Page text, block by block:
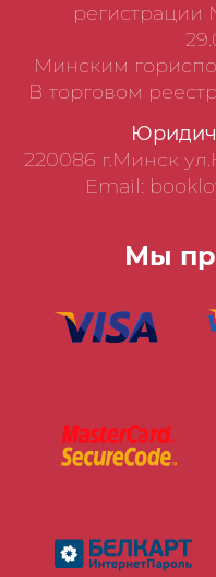
регистрации
Минским
В торговом
220086 г.Минск
Email:
Мы